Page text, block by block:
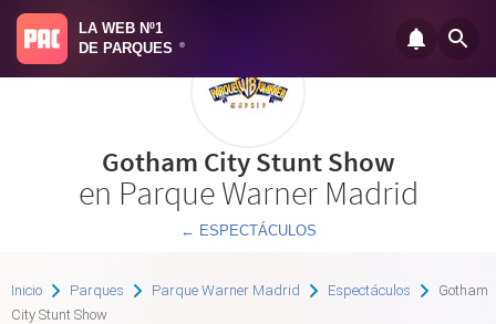
LA WEB Nº1
DE PARQUES
®
Gotham City Stunt Show
en Parque Warner Madrid
← ESPECTÁCULOS
Inicio Parques Parque Warner Madrid Espectáculos
Gotham
City Stunt Show